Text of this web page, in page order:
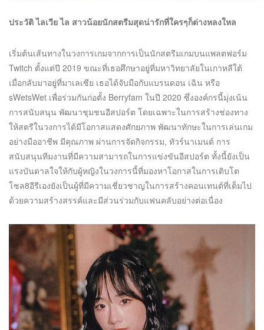
ประวัติ ไลเวีย ไล สาวน้อยนักสตรีมสุดน่ารักที่ใครๆก็ต่างหลงใหล
เริ่มต้นเส้นทางในวงการเกมจากการเป็นนักสตรีมเกมบนแพลตฟอร์ม
Twitch ตั้งแต่ปี 2019 ขณะที่เธอศึกษาอยู่ที่มหาวิทยาลัยในเกาหลีใต้
เมื่อกลับมาอยู่ที่มาเลเซีย เธอได้จับมือกับแบรนดอน เฉิน หรือ
sWetsWet เพื่อร่วมกันก่อตั้ง Berryfam ในปี 2020 ซึ่งองค์กรนี้มุ่งเน้น
การสนับสนุน พัฒนาชุมชนอีสปอร์ต โดยเฉพาะในการสร้างช่องทาง
ให้สตรีในวงการได้มีโอกาสแสดงศักยภาพ พัฒนาทักษะในการเล่นเกม
อย่างมืออาชีพ มีคุณภาพ ผ่านการจัดกิจกรรม, ทัวร์นาเมนต์ การ
สนับสนุนทีมงานที่มีความสามารถในการแข่งขันอีสปอร์ต ทั้งนี้ยังเป็น
แรงบันดาลใจให้กับผู้หญิงในวงการนี้ที่มองหาโอกาสในการเติบโต
โซล8อีรีเองยังเป็นผู้ที่มีความเชี่ยวชาญในการสร้างคอนเทนต์ที่เต็มไป
ด้วยความสร้างสรรค์และมีส่วนร่วมกับแฟนคลับอย่างต่อเนื่อง